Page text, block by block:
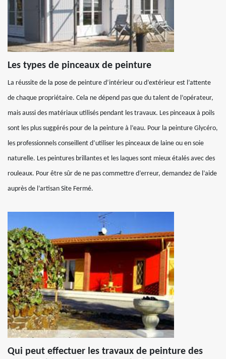
Les types de pinceaux de peinture
La réussite de la pose de peinture d’intérieur ou d’extérieur est l’attente
de chaque propriétaire. Cela ne dépend pas que du talent de l’opérateur,
mais aussi des matériaux utilisés pendant les travaux. Les pinceaux à poils
sont les plus suggérés pour de la peinture à l’eau. Pour la peinture Glycéro,
les professionnels conseillent d’utiliser les pinceaux de laine ou en soie
naturelle. Les peintures brillantes et les laques sont mieux étalés avec des
rouleaux. Pour être sûr de ne pas commettre d’erreur, demandez de l’aide
auprès de l’artisan Site Fermé.
Qui peut effectuer les travaux de peinture des